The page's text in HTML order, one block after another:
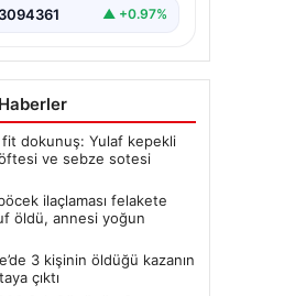
3094361 ▲ +0.97%
dokunuş: Yulaf kepekli
ve sebze sotesi
ilaçlaması felakete
öldü, annesi yoğun
3 kişinin öldüğü kazanın
çıktı